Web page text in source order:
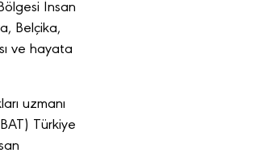
İnsan
Belçika,
ve hayata
uzmanı
Türkiye